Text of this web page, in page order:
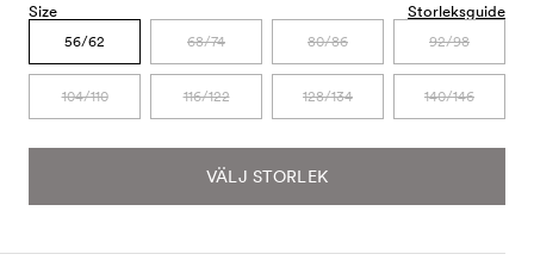
Size Storleksguide
56/62 68/74 80/86 92/98
104/110 116/122 128/134 140/146
VÄLJ STORLEK